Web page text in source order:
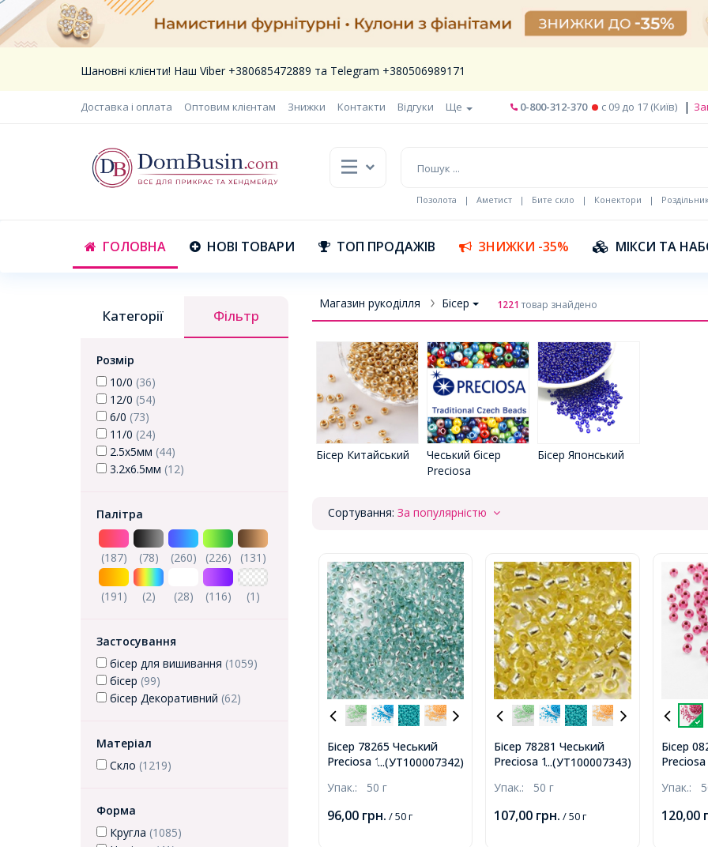
Шановні клієнти! Наш Viber +380685472889 та Telegram +380506989171
Доставка і оплата Оптовим клієнтам Знижки Контакти Відгуки Ще 0-800-312-370 c 09 до 17 (Київ) |
Позолота | Аметист | Бите скло | Конектори |
ГОЛОВНА НОВІ ТОВАРИ ТОП ПРОДАЖІВ ЗНИЖКИ -35% МІКСИ ТА
Категорії Фільтр
Розмір
10/0 (36)
12/0 (54)
6/0 (73)
11/0 (24)
2.5х5мм (44)
3.2x6.5мм (12)
Палітра
(187) (78) (260) (226) (131)
(191) (2) (28) (116) (1)
Застосування
бісер для вишивання (1059)
бісер (99)
бісер Декоративний (62)
Матеріал
Скло (1219)
Форма
Кругла (1085)
Магазин рукоділля Бісер 1221товар знайдено
Бісер Китайський
Чеський бісер
Preciosa
Бісер Японський
Сортування: За популярністю
...(УТ100007342)
Бісер 78265 Чеський
Preciosa 10/0, Солгель
Бірюзовий, Круглий,
Упак.: 50 г
96,00 грн. / 50 г
...(УТ100007343)
Бісер 78281 Чеський
Preciosa 10/0, Солгель
Жовтий, Круглий,
Упак.: 50 г
107,00 грн. / 50 г
Бісер
Упак.:
120,00